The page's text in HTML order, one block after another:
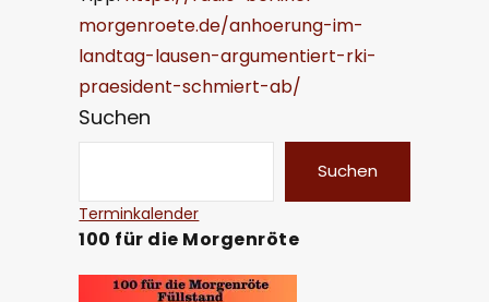
morgenroete.de/anhoerung-im-
landtag-lausen-argumentiert-rki-
praesident-schmiert-ab/
Suchen
Suchen
Terminkalender
100 für die Morgenröte